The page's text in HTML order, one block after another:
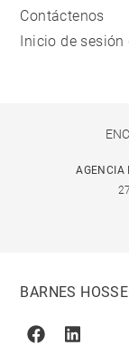
Contáctenos
Inicio de sesión
AGENCIA
BARNES
FacebookLinkedin